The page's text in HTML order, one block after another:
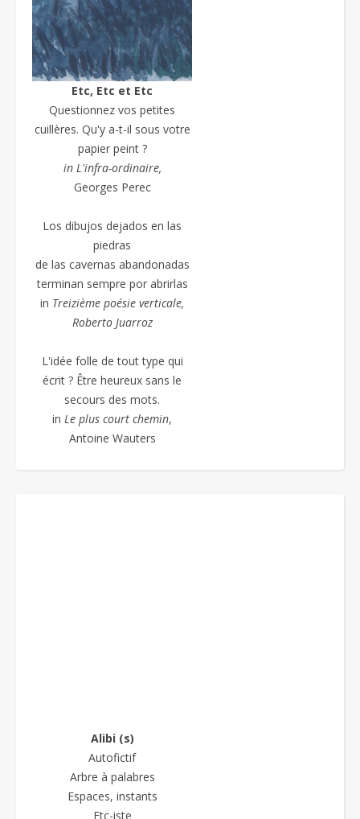
Etc, Etc et Etc
Questionnez vos petites
cuillères. Qu'y a-t-il sous votre
papier peint ?
in L'infra-ordinaire,
Georges Perec
Los dibujos dejados en las
piedras
de las cavernas abandonadas
terminan sempre por abrirlas
in Treizième poésie verticale,
Roberto Juarroz
L'idée folle de tout type qui
écrit ? Être heureux sans le
secours des mots.
in Le plus court chemin,
Antoine Wauters
Alibi (s)
Autofictif
Arbre à palabres
Espaces, instants
Etc-iste